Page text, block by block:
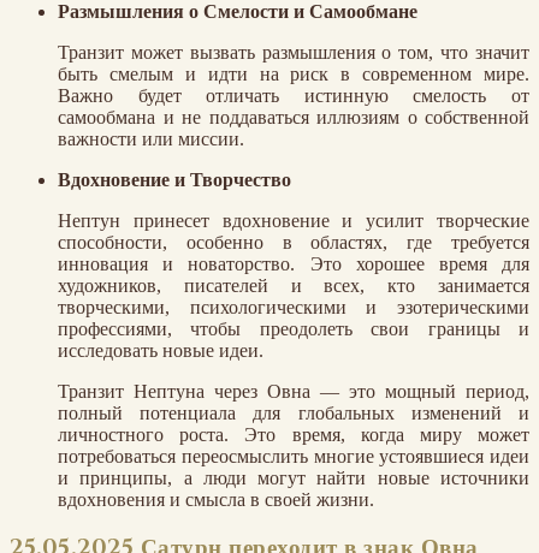
Размышления о Смелости и Самообмане
Транзит может вызвать размышления о том, что значит
быть смелым и идти на риск в современном мире.
Важно будет отличать истинную смелость от
самообмана и не поддаваться иллюзиям о собственной
важности или миссии.
Вдохновение и Творчество
Нептун принесет вдохновение и усилит творческие
способности, особенно в областях, где требуется
инновация и новаторство. Это хорошее время для
художников, писателей и всех, кто занимается
творческими, психологическими и эзотерическими
профессиями, чтобы преодолеть свои границы и
исследовать новые идеи.
Транзит Нептуна через Овна — это мощный период,
полный потенциала для глобальных изменений и
личностного роста. Это время, когда миру может
потребоваться переосмыслить многие устоявшиеся идеи
и принципы, а люди могут найти новые источники
вдохновения и смысла в своей жизни.